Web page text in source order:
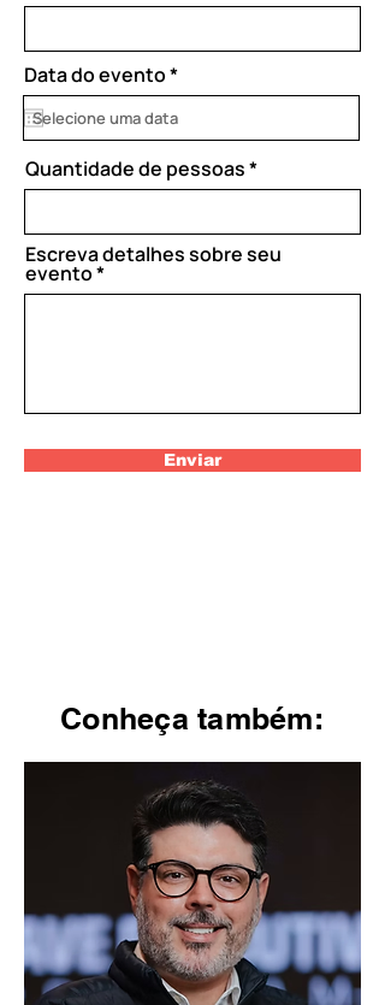
Data do evento*r
e
q
u
i
r
e
Quantidade de pessoas
Escreva detalhes sobre seu
evento
Enviar
Conheça também: